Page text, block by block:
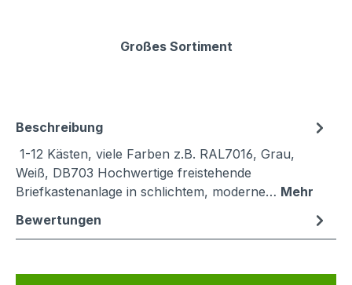
Großes Sortiment
Beschreibung
1-12 Kästen, viele Farben z.B. RAL7016, Grau,
Weiß, DB703 Hochwertige freistehende
Briefkastenanlage in schlichtem, moderne… Mehr
Bewertungen